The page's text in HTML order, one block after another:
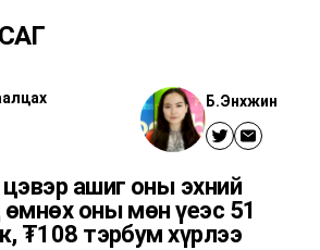
Б.Энхжин
ашиг оны эхний
оны мөн үеэс 51
₮108 тэрбум хүрлээ